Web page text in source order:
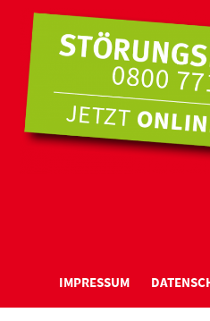
IMPRESSUM
DRUCKANSICHT